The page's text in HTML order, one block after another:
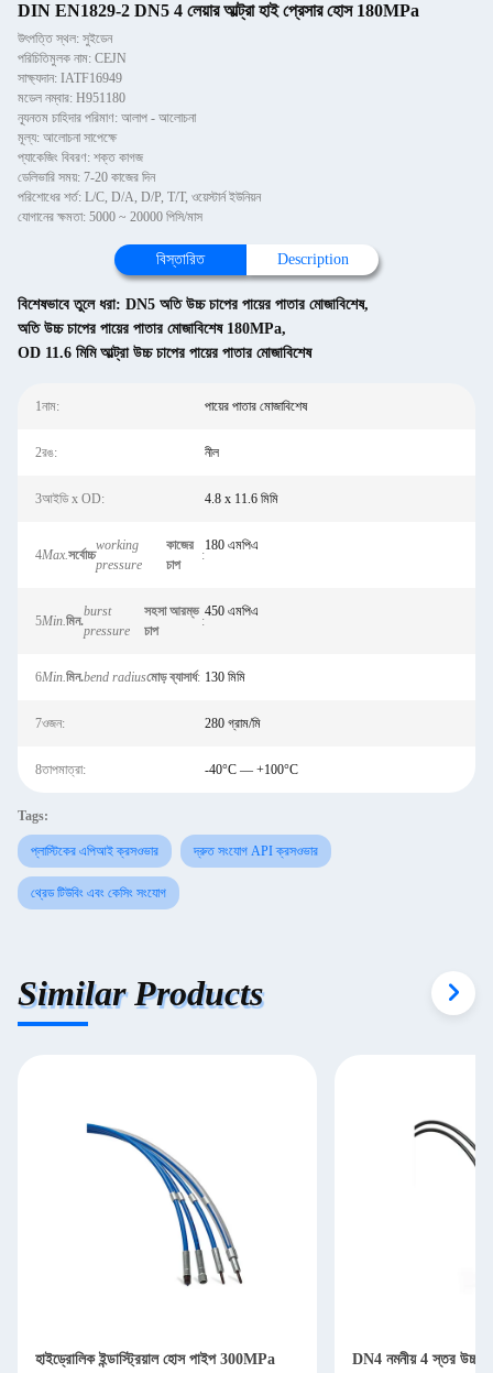
DIN EN1829-2 DN5 4 লেয়ার আল্ট্রা হাই প্রেসার হোস 180MPa
উৎপত্তি স্থল: সুইডেন
পরিচিতিমুলক নাম: CEJN
সাক্ষ্যদান: IATF16949
মডেল নম্বার: H951180
ন্যূনতম চাহিদার পরিমাণ: আলাপ - আলোচনা
মূল্য: আলোচনা সাপেক্ষে
প্যাকেজিং বিবরণ: শক্ত কাগজ
ডেলিভারি সময়: 7-20 কাজের দিন
পরিশোধের শর্ত: L/C, D/A, D/P, T/T, ওয়েস্টার্ন ইউনিয়ন
যোগানের ক্ষমতা: 5000 ~ 20000 পিসি/মাস
বিস্তারিত Description
বিশেষভাবে তুলে ধরা: DN5 অতি উচ্চ চাপের পায়ের পাতার মোজাবিশেষ,
অতি উচ্চ চাপের পায়ের পাতার মোজাবিশেষ 180MPa,
OD 11.6 মিমি আল্ট্রা উচ্চ চাপের পায়ের পাতার মোজাবিশেষ
1নাম: পায়ের পাতার মোজাবিশেষ
2রঙ: নীল
3আইডি x OD: 4.8 x 11.6 মিমি
4Max.সর্বোচ্চ
working
pressure
কাজের
চাপ
:
180 এমপিএ
5Min.মিন.
burst
pressure
সহসা আরম্ভ
চাপ
:
450 এমপিএ
6Min.মিন.bend radiusমোড় ব্যাসার্ধ: 130 মিমি
7ওজন: 280 গ্রাম/মি
8তাপমাত্রা: -40°C — +100°C
Tags:
প্লাস্টিকের এপিআই ক্রসওভার দ্রুত সংযোগ API ক্রসওভার
থ্রেড টিউবিং এবং কেসিং সংযোগ
Similar Products
হোস পাইপ 300MPa
DN4 নমনীয় 4 স্তর উচ্চ চাপ হাইড্রোলিক পায়ের